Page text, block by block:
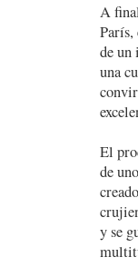
A
París,
de un
una
El
de
y se